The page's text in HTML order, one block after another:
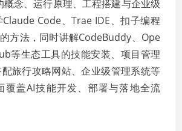
概念、运行原理、工程搭建与企业级
Code、Trae IDE、扣子编程
方法，同时讲解CodeBuddy、Ope
等生态工具的技能安装、项目管理
旅行攻略网站、企业级管理系统等
覆盖AI技能开发、部署与落地全流